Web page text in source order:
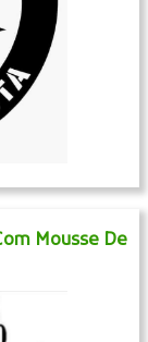
Mousse De